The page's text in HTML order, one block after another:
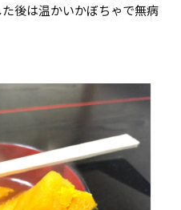
後は温かいかぼちゃで無病